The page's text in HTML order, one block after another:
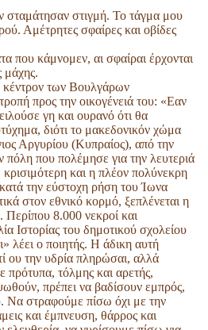
σταμάτησαν στιγμή. Το τάγμα μου
Αμέτρητες σφαίρες και οβίδες
που κάμνομεν, αι σφαίραι έρχονται
μάχης.
κέντρον των Βουλγάρων
προς την οικογένειά του: «Εαν
γη και ουρανό ότι θα
διότι το μακεδονικόν χώμα
Αργυρίου (Κυπραίος), από την
που πολέμησε για την λευτεριά
και η πλέον πολύνεκρη
την εύστοχη ρήση του Ίωνα
στον εθνικό κορμό, ξεπλένεται η
8.000 νεκροί και
Ιστορίας του δημοτικού σχολείου
λέει ο ποιητής. Η άδικη αυτή
ου την υδρία πληρώσαι, αλλά
πρότυπα, τόλμης και αρετής,
πρέπει να βαδίσουν εμπρός,
Να στραφούμε πίσω όχι με την
και έμπνευση, θάρρος και